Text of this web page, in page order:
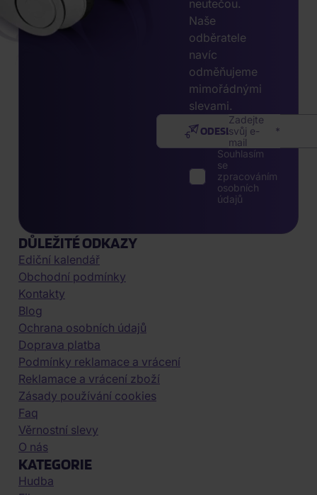
neutečou.
Naše
odběratele
navíc
odměňujeme
mimořádnými
slevami.
Zadejte
svůj e-
mail
ODESLAT
Souhlasím
se
zpracováním
osobních
údajů
DŮLEŽITÉ ODKAZY
Ediční kalendář
Obchodní podmínky
Kontakty
Blog
Ochrana osobních údajů
Doprava platba
Podmínky reklamace a vrácení
Reklamace a vrácení zboží
Zásady používání cookies
Faq
Věrnostní slevy
O nás
KATEGORIE
Hudba